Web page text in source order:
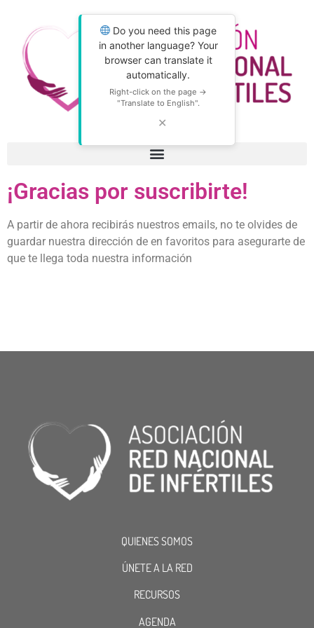
Do you need this page
in another language? Your
browser can translate it
automatically.
Right-click on the page →
"Translate to English".
✕
¡Gracias por suscribirte!
A partir de ahora recibirás nuestros emails, no te olvides de
guardar nuestra dirección de en favoritos para asegurarte de
que te llega toda nuestra información
QUIENES SOMOS
ÚNETE A LA RED
RECURSOS
AGENDA